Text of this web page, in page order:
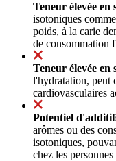
Teneur élevée en
isotoniques
poids, à la carie
de consommation
Teneur élevée en
l'hydratation, peut
cardiovasculaires
Potentiel
arômes ou des
isotoniques,
chez les personnes